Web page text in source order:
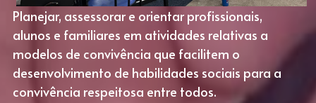
Planejar, assessorar e orientar profissionais,
alunos e familiares em atividades relativas a
modelos de convivência que facilitem o
desenvolvimento de habilidades sociais para a
convivência respeitosa entre todos.